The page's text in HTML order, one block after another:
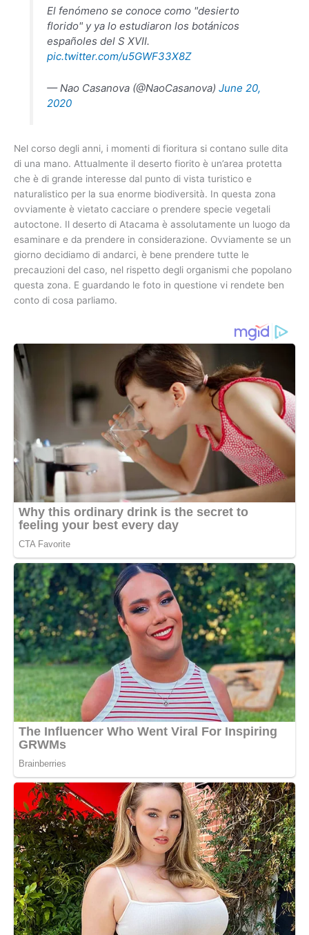
El fenómeno se conoce como "desierto
florido" y ya lo estudiaron los botánicos
españoles del S XVII.
pic.twitter.com/u5GWF33X8Z
— Nao Casanova (@NaoCasanova) June 20,
2020
Nel corso degli anni, i momenti di fioritura si contano sulle dita
di una mano. Attualmente il deserto fiorito è un’area protetta
che è di grande interesse dal punto di vista turistico e
naturalistico per la sua enorme biodiversità. In questa zona
ovviamente è vietato cacciare o prendere specie vegetali
autoctone. Il deserto di Atacama è assolutamente un luogo da
esaminare e da prendere in considerazione. Ovviamente se un
giorno decidiamo di andarci, è bene prendere tutte le
precauzioni del caso, nel rispetto degli organismi che popolano
questa zona. E guardando le foto in questione vi rendete ben
conto di cosa parliamo.